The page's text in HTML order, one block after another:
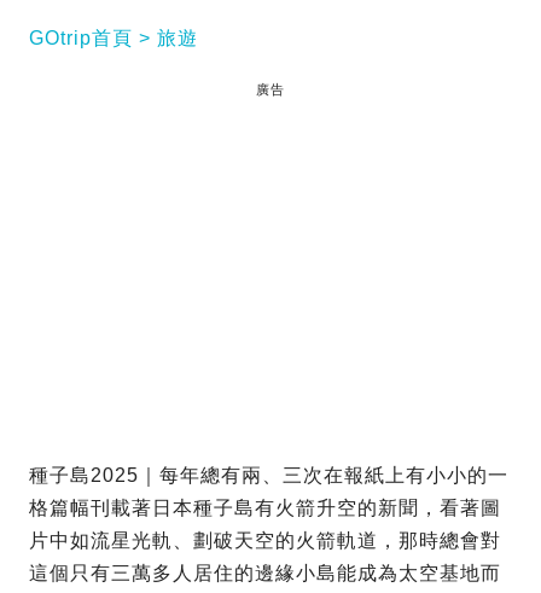
GOtrip首頁 旅遊
廣告
種子島2025｜每年總有兩、三次在報紙上有小小的一
格篇幅刊載著日本種子島有火箭升空的新聞，看著圖
片中如流星光軌、劃破天空的火箭軌道，那時總會對
這個只有三萬多人居住的邊緣小島能成為太空基地而